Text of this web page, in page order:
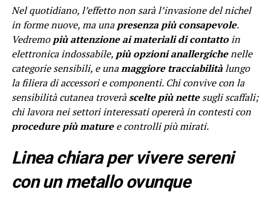
Nel quotidiano, l’effetto non sarà l’invasione del nichel
in forme nuove, ma unapresenza più consapevole.
Vedremopiù attenzione ai materiali di contattoin
elettronica indossabile, più opzioni anallergichenelle
categorie sensibili, e unamaggiore tracciabilitàlungo
la filiera di accessori e componenti. Chi convive con la
sensibilità cutanea troveràscelte più nettesugli scaffali;
chi lavora nei settori interessati opererà in contesti con
procedure più maturee controlli più mirati.
Linea chiara per vivere sereni
con un metallo ovunque